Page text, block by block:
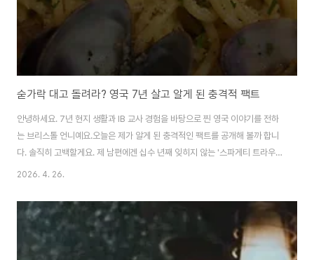
숟가락 대고 돌려라? 영국 7년 살고 알게 된 충격적 팩트
안녕하세요. 7년 현지 생활과 IB 교사 경험을 바탕으로 찐 영국 이야기를 전하
는 브리스톨 언니예요.오늘은 제가 알게 된 충격적인 팩트를 공개해 볼까 합니
다. 솔직히 고백할게요. 제 남편에겐 십수 년째 잊히지 않는 '스파게티 트라우
마'가 하나 있어요. 😅옛날에 한국에서 지인이랑 식사를 하는데, 포크로만 면을
고 돌려야지!"라고요. 그때 남편은 얼굴이 벌개져서 "아, 그렇구나..." 하고 숟가
락을 집어 들었대요.근데 영국 브리스톨에서 7년을 살고, 이탈리아 친구들과
파스타를 수백 번 말아본(?) 지금,그 지인분께 꼭 이 영상을 보여드리고 싶네요.
📌 400만 팔로워 에티켓 코치의 한마디: "Put the spoon down!"요..
2026. 4. 26.